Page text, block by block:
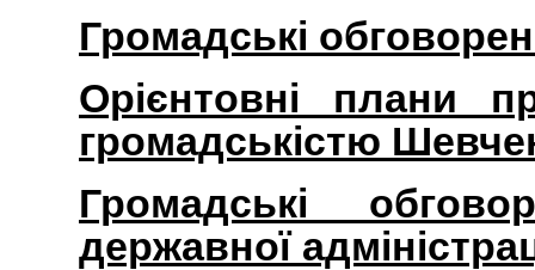
Громадські
Орієнтовні плани
громадськістю
Громадські
державної